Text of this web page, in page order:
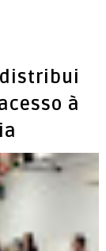
distribui
à